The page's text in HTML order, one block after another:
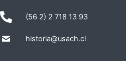
(56 2) 2 718 13 93
historia@usach.cl